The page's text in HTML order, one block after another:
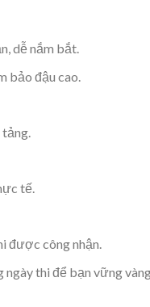
dễ nắm bắt.
bảo đậu cao.
tế.
được công nhận.
thi để bạn vững